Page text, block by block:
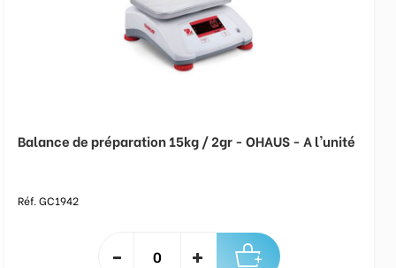
Balance de préparation 15kg / 2gr - OHAUS - A l'unité
Réf. GC1942